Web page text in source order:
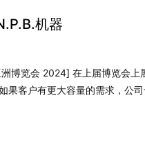
机器
博览会 2024] 在上届博览会上
客户有更大容量的需求，公